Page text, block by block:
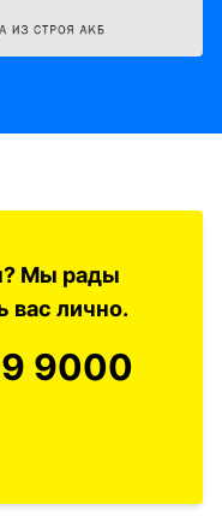
Мы рады
вас лично.
9000